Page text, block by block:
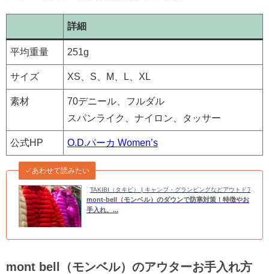
詳細
平均重量 251g
サイズ XS、S、M、L、XL
素材
70デニール、フルダル
スパンライク、ナイロン、タッサー
公式HP O.D.パーカ Women’s
TAKIBI（タキビ） | キャンプ・グランピングなどアウトドアの総
✓あわせて読みたい
mont-bell（モンベル）のダウンで防寒対策！特徴やお
手入れ、...
mont bell（モンベル）のアウターお手入れ方